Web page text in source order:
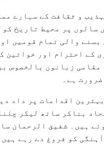
و ثقافت کے سہارے
پر محیط تاریخ
والی تمام قومیں
کے احترام اور خواتین
زبانوں بالخصوص
ہے۔
اقدامات پر داد
بناکر ساتھ لیکر
ہیں۔ شفیق الرحمان
کو فروغ دے رہے